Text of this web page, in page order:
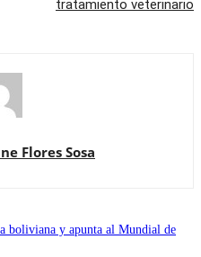
tratamiento veterinario
Flores Sosa
boliviana y apunta al Mundial de